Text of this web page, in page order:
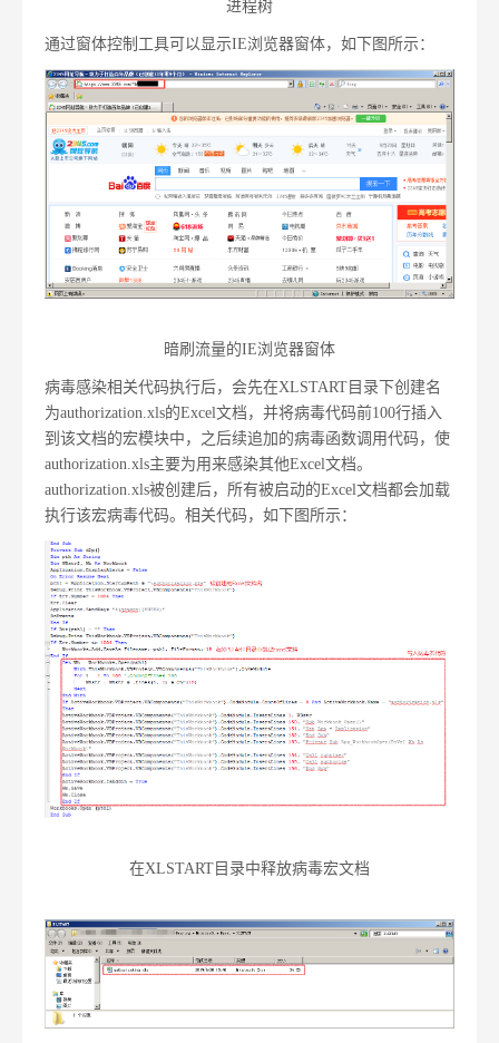
进程树
通过窗体控制工具可以显示IE浏览器窗体，如下图所示：
暗刷流量的IE浏览器窗体
病毒感染相关代码执行后，会先在XLSTART目录下创建名
为authorization.xls的Excel文档，并将病毒代码前100行插入
到该文档的宏模块中，之后续追加的病毒函数调用代码，使
authorization.xls主要为用来感染其他Excel文档。
authorization.xls被创建后，所有被启动的Excel文档都会加载
执行该宏病毒代码。相关代码，如下图所示：
在XLSTART目录中释放病毒宏文档